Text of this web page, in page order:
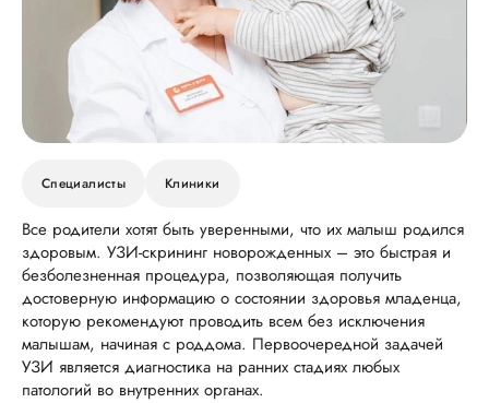
Специалисты Клиники
Все родители хотят быть уверенными, что их малыш родился
здоровым. УЗИ-скрининг новорожденных – это быстрая и
безболезненная процедура, позволяющая получить
достоверную информацию о состоянии здоровья младенца,
которую рекомендуют проводить всем без исключения
малышам, начиная с роддома. Первоочередной задачей
УЗИ является диагностика на ранних стадиях любых
патологий во внутренних органах.